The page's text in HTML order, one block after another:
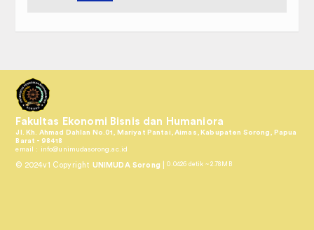
Fakultas Ekonomi Bisnis dan Humaniora
Jl. Kh. Ahmad Dahlan No.01, Mariyat Pantai, Aimas, Kabupaten Sorong, Papua
Barat - 98418
email : info@unimudasorong.ac.id
© 2024v1 Copyright UNIMUDA Sorong |0.0426 detik ~ 2.78MB